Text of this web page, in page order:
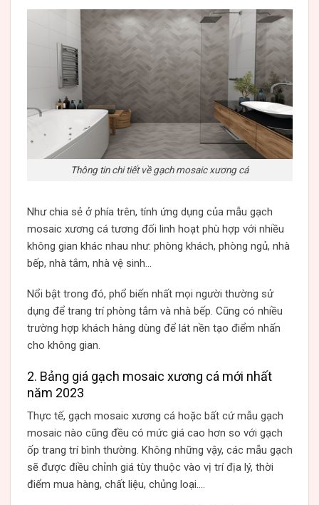
Thông tin chi tiết về gạch mosaic xương cá
Như chia sẻ ở phía trên, tính ứng dụng của mẫu gạch
mosaic xương cá tương đối linh hoạt phù hợp với nhiều
không gian khác nhau như: phòng khách, phòng ngủ, nhà
bếp, nhà tắm, nhà vệ sinh…
Nổi bật trong đó, phổ biến nhất mọi người thường sử
dụng để trang trí phòng tắm và nhà bếp. Cũng có nhiều
trường hợp khách hàng dùng để lát nền tạo điểm nhấn
cho không gian.
2. Bảng giá gạch mosaic xương cá mới nhất
năm 2023
Thực tế, gạch mosaic xương cá hoặc bất cứ mẫu gạch
mosaic nào cũng đều có mức giá cao hơn so với gạch
ốp trang trí bình thường. Không những vậy, các mẫu gạch
sẽ được điều chỉnh giá tùy thuộc vào vị trí địa lý, thời
điểm mua hàng, chất liệu, chủng loại….